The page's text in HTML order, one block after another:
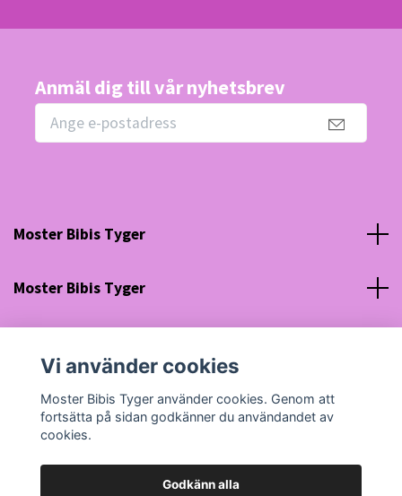
Anmäl dig till vår nyhetsbrev
Moster Bibis Tyger
Moster Bibis Tyger
Org nr: 630910-5945
Vi använder cookies
Moster Bibis Tyger använder cookies. Genom att
fortsätta på sidan godkänner du användandet av
cookies.
Godkänn alla